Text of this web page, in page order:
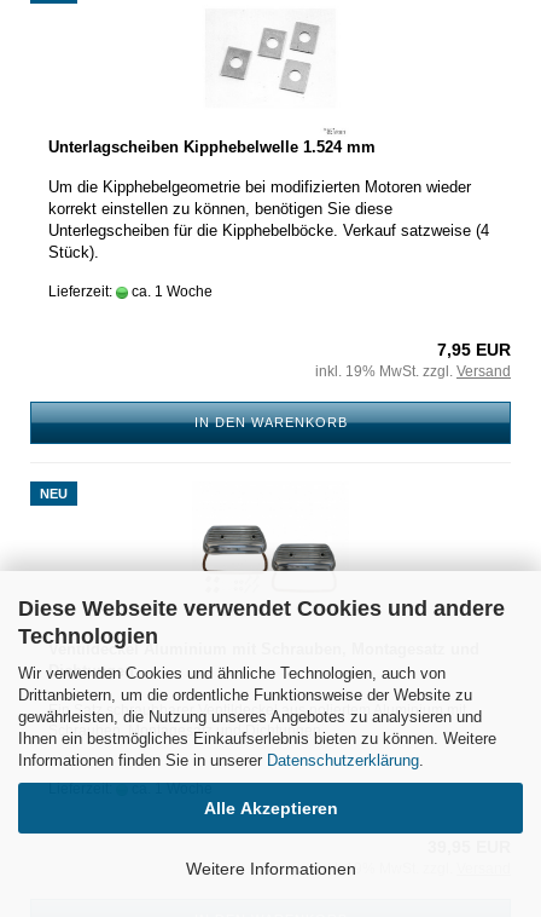
Diese Webseite verwendet Cookies und andere
Technologien
Wir verwenden Cookies und ähnliche Technologien, auch von
Drittanbietern, um die ordentliche Funktionsweise der Website zu
gewährleisten, die Nutzung unseres Angebotes zu analysieren und
Ihnen ein bestmögliches Einkaufserlebnis bieten zu können. Weitere
Informationen finden Sie in unserer Datenschutzerklärung.
Alle Akzeptieren
Weitere Informationen
Unterlagscheiben Kipphebelwelle 1.524 mm
Um die Kipphebelgeometrie bei modifizierten Motoren wieder
korrekt einstellen zu können, benötigen Sie diese
Unterlegscheiben für die Kipphebelböcke. Verkauf satzweise (4
Stück).
Lieferzeit: ca. 1 Woche
7,95 EUR
inkl. 19% MwSt. zzgl. Versand
IN DEN WARENKORB
NEU
Ventildeckel Aluminium mit Schrauben, Montagesatz und
Dichtungen
Ein Satz schraubbarer Ventildeckel aus poliertem Aluminium mit
Schrauben, Montagesatz und Dichtungen
inkl. 19% MwSt. zzgl.